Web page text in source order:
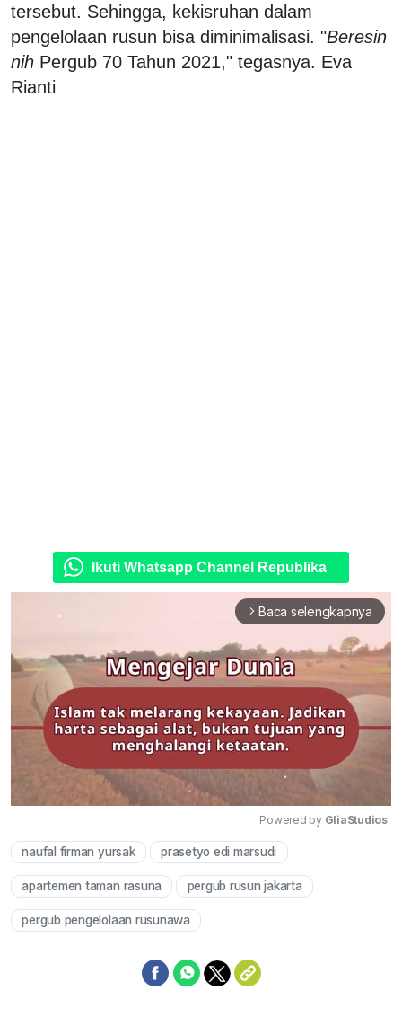
tersebut. Sehingga, kekisruhan dalam
pengelolaan rusun bisa diminimalisasi. "Beresin
nih Pergub 70 Tahun 2021," tegasnya. Eva
Rianti
Ikuti Whatsapp Channel Republika
arrow_forward_ios Baca selengkapnya
Powered by GliaStudios
naufal firman yursak prasetyo edi marsudi
apartemen taman rasuna pergub rusun jakarta
pergub pengelolaan rusunawa